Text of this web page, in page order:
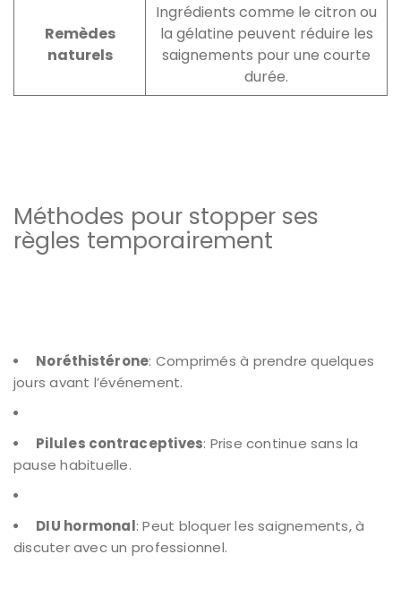
Remèdes
naturels
Ingrédients comme le citron ou
la gélatine peuvent réduire les
saignements pour une courte
durée.
Méthodes pour stopper ses
règles temporairement
Noréthistérone: Comprimés à prendre quelques
jours avant l’événement.
Pilules contraceptives: Prise continue sans la
pause habituelle.
DIU hormonal: Peut bloquer les saignements, à
discuter avec un professionnel.